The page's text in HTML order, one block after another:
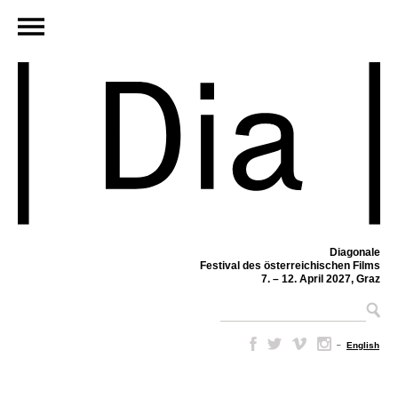
Diagonale
Festival des österreichischen Films
7. – 12. April 2027, Graz
– English